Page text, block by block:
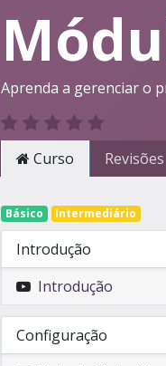
Aprenda a gerenciar o
Curso Revisões
Básico Intermediário
Introdução
Introdução
Configuração